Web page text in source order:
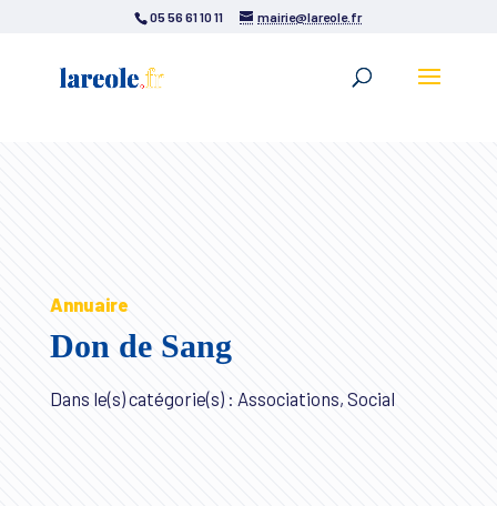
05 56 61 10 11 mairie@lareole.fr
Annuaire
Don de Sang
Dans le(s) catégorie(s) : Associations, Social